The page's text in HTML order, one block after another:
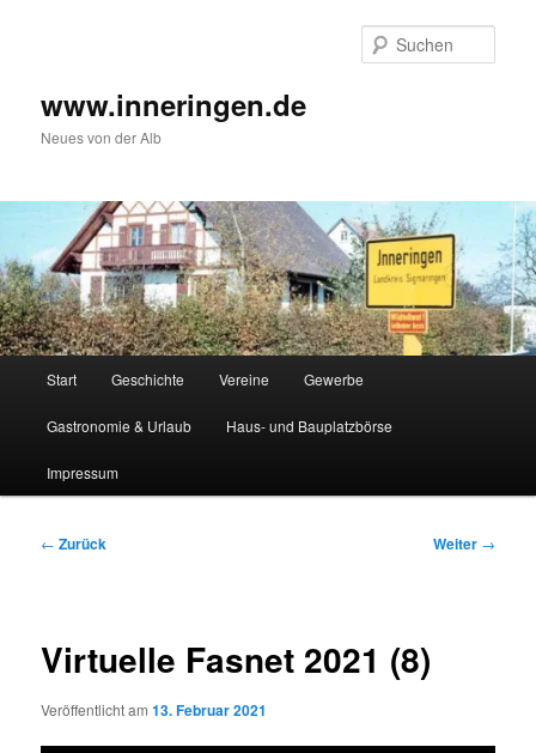
www.inneringen.de
Neues von der Alb
Start Geschichte Vereine Gewerbe
Gastronomie & Urlaub Haus- und Bauplatzbörse
Impressum
Beitragsnavigation
← Zurück Weiter →
Virtuelle Fasnet 2021 (8)
Veröffentlicht am13. Februar 2021